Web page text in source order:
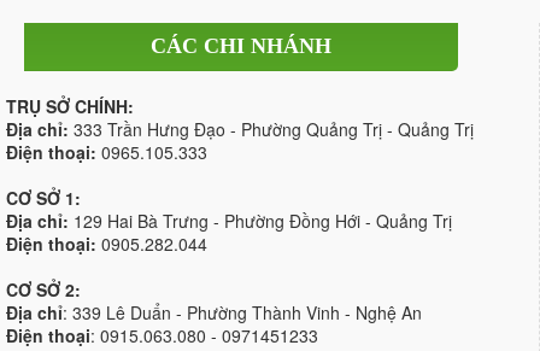
CÁC CHI NHÁNH
TRỤ SỞ CHÍNH:
Địa chỉ: 333 Trần Hưng Đạo - Phường Quảng Trị - Quảng Trị
Điện thoại: 0965.105.333
CƠ SỞ 1:
Địa chỉ: 129 Hai Bà Trưng - Phường Đồng Hới - Quảng Trị
Điện thoại: 0905.282.044
CƠ SỞ 2:
Địa chỉ: 339 Lê Duẩn - Phường Thành Vinh - Nghệ An
Điện thoại: 0915.063.080 - 0971451233